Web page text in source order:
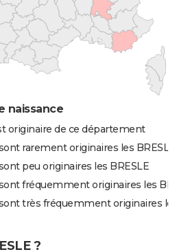
naissance
originaire de ce département
rarement originaires les BRESLE
peu originaires les BRESLE
fréquemment originaires les
très fréquemment originaires
?